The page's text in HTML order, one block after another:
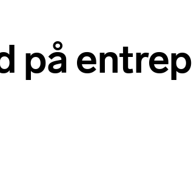
på